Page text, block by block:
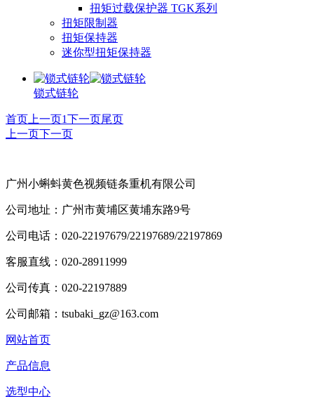
扭矩过载保护器 TGK系列
扭矩限制器
扭矩保持器
迷你型扭矩保持器
锁式链轮
首页 上一页1下一页尾页
上一页下一页
广州小蝌蚪黄色视频链条重机有限公司
公司地址：广州市黄埔区黄埔东路9号
公司电话：020-22197679/22197689/22197869
客服直线：020-28911999
公司传真：020-22197889
公司邮箱：tsubaki_gz@163.com
网站首页
产品信息
选型中心